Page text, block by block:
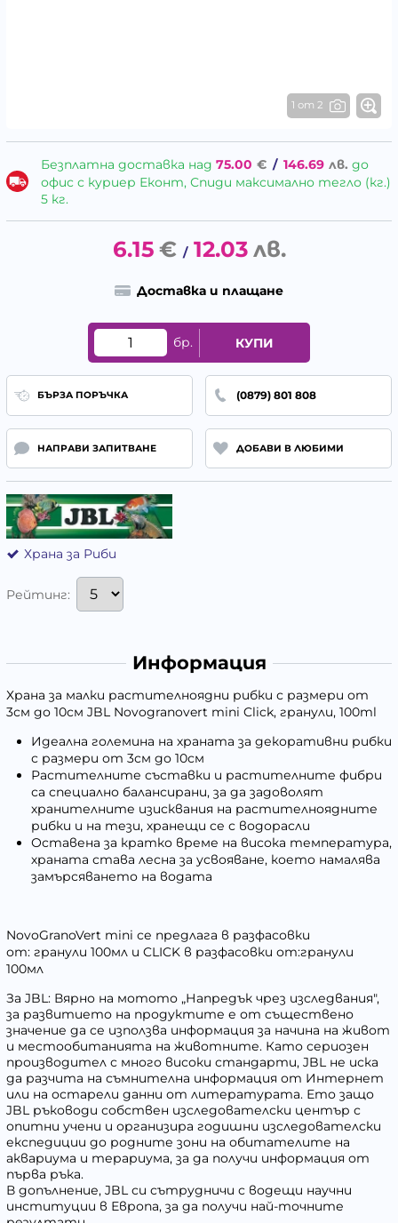
1 от 2
Безплатна доставка над 75.00 € / 146.69 лв. до
офис с куриер Еконт, Спиди максимално тегло (кг.)
5 кг.
6.15 € / 12.03 лв.
Доставка и плащане
бр. КУПИ
БЪРЗА ПОРЪЧКА (0879) 801 808
НАПРАВИ ЗАПИТВАНЕ ДОБАВИ В ЛЮБИМИ
Храна за Риби
Рейтинг:
Информация
Храна за малки растителноядни рибки с размери от
3см до 10см JBL Novogranovert mini Click, гранули, 100ml
Идеална големина на храната за декоративни рибки
с размери от 3см до 10см
Растителните съставки и растителните фибри
са специално балансирани, за да задоволят
хранителните изисквания на растителноядните
рибки и на тези, хранещи се с водорасли
Оставена за кратко време на висока температура,
храната става лесна за усвояване, което намалява
замърсяването на водата
NovoGranoVert mini се предлага в разфасовки
от: гранули 100мл и CLICK в разфасовки от:гранули
100мл
За JBL: Вярно на мотото „Напредък чрез изследвания",
за развитието на продуктите е от съществено
значение да се използва информация за начина на живот
и местообитанията на животните. Като сериозен
производител с много високи стандарти, JBL не иска
да разчита на съмнителна информация от Интернет
или на остарели данни от литературата. Ето защо
JBL ръководи собствен изследователски център с
опитни учени и организира годишни изследователски
експедиции до родните зони на обитателите на
аквариума и терариума, за да получи информация от
първа ръка.
В допълнение, JBL си сътрудничи с водещи научни
институции в Европа, за да получи най-точните